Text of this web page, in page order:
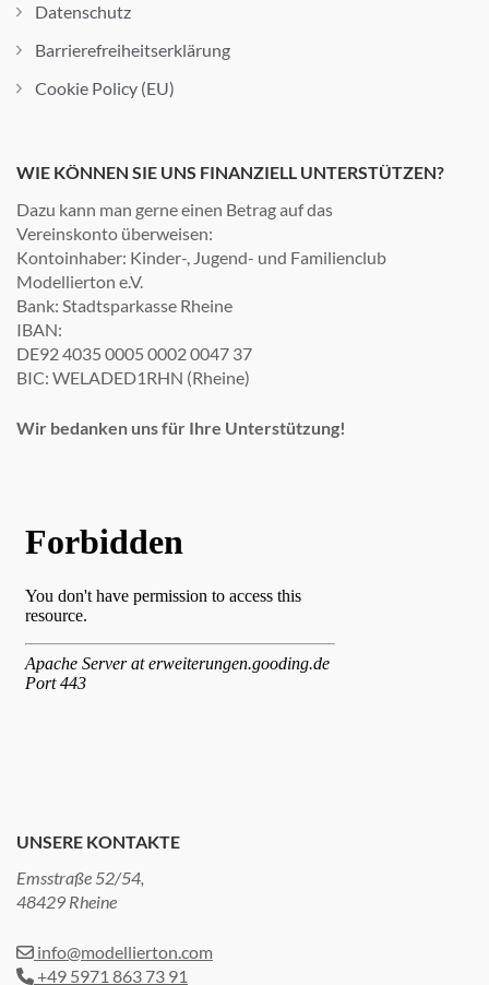
Datenschutz
Barrierefreiheitserklärung
Cookie Policy (EU)
WIE KÖNNEN SIE UNS FINANZIELL UNTERSTÜTZEN?
Dazu kann man gerne einen Betrag auf das
Vereinskonto überweisen:
Kontoinhaber: Kinder-, Jugend- und Familienclub
Modellierton e.V.
Bank: Stadtsparkasse Rheine
IBAN:
DE92 4035 0005 0002 0047 37
BIC: WELADED1RHN (Rheine)
Wir bedanken uns für Ihre Unterstützung!
UNSERE KONTAKTE
Emsstraße 52/54,
48429 Rheine
info@modellierton.com
+49 5971 863 73 91